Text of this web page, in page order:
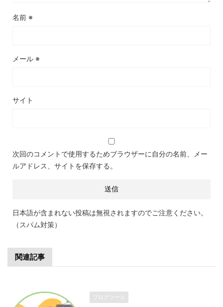
名前 ※
メール ※
サイト
次回のコメントで使用するためブラウザーに自分の名前、メー
ルアドレス、サイトを保存する。
日本語が含まれない投稿は無視されますのでご注意ください。
（スパム対策）
関連記事
ブログツール